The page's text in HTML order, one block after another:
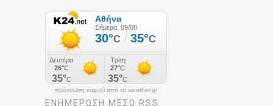
πρόγνωση καιρού από το weather.gr
ΕΝΗΜΈΡΩΣΉ ΜΕΣΩ RSS